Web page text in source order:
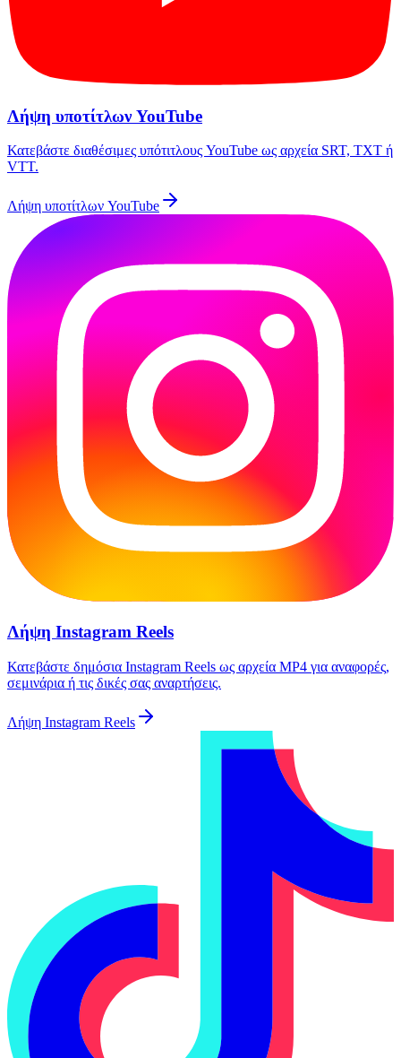
Λήψη υποτίτλων YouTube
Κατεβάστε διαθέσιμες υπότιτλους YouTube ως αρχεία SRT, TXT ή
VTT.
Λήψη υποτίτλων YouTube
Λήψη Instagram Reels
Κατεβάστε δημόσια Instagram Reels ως αρχεία MP4 για αναφορές,
σεμινάρια ή τις δικές σας αναρτήσεις.
Λήψη Instagram Reels